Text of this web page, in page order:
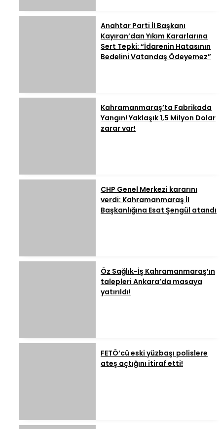
Anahtar Parti İl Başkanı
Kayıran’dan Yıkım Kararlarına
Sert Tepki: “İdarenin Hatasının
Bedelini Vatandaş Ödeyemez”
Kahramanmaraş’ta Fabrikada
Yangın! Yaklaşık 1,5 Milyon Dolar
zarar var!
CHP Genel Merkezi kararını
verdi: Kahramanmaraş İl
Başkanlığına Esat Şengül atandı
Öz Sağlık-İş Kahramanmaraş’ın
talepleri Ankara’da masaya
yatırıldı!
FETÖ’cü eski yüzbaşı polislere
ateş açtığını itiraf etti!